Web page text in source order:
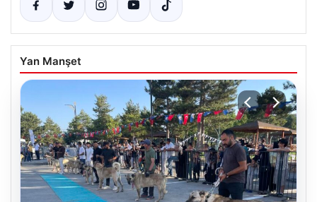
Yan Manşet